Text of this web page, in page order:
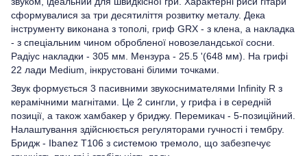
сформувалися за три десятиліття розвитку металу. Дека
інструменту виконана з тополі, гриф GRX - з клена, а накладка
- з спеціальним чином обробленої новозеландської сосни.
Радіус накладки - 305 мм. Мензура - 25.5 '(648 мм). На грифі
22 лади Medium, інкрустовані білими точками.
Звук формується 3 пасивними звукоснимателями Infinity R з
керамічними магнітами. Це 2 сингли, у грифа і в середній
позиції, а також хамбакер у бриджу. Перемикач - 5-позиційний.
Налаштування здійснюється регуляторами гучності і тембру.
Бридж - Ibanez T106 з системою тремоло, що забезпечує